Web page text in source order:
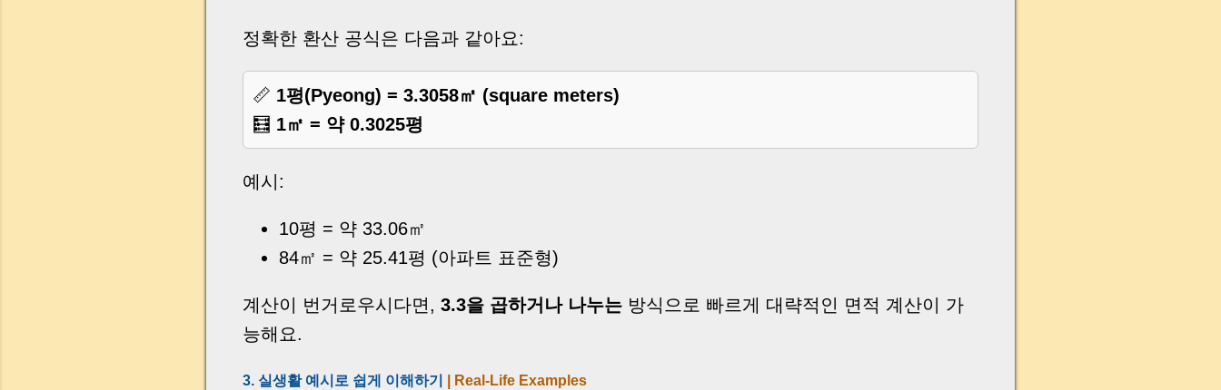
정확한 환산 공식은 다음과 같아요:
📏 1평(Pyeong) = 3.3058㎡ (square meters)
🧮 1㎡ = 약 0.3025평
예시:
10평 = 약 33.06㎡
84㎡ = 약 25.41평 (아파트 표준형)
계산이 번거로우시다면, 3.3을 곱하거나 나누는 방식으로 빠르게 대략적인 면적 계산이 가
능해요.
3. 실생활 예시로 쉽게 이해하기 | Real-Life Examples